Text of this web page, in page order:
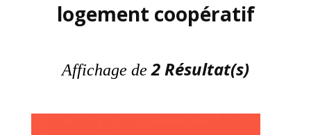
logement coopératif
Affichage de2 Résultat(s)